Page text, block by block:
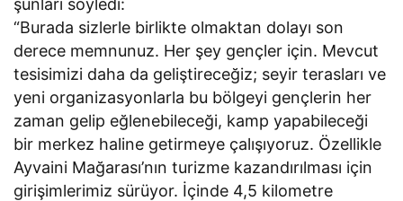
şunları söyledi:
“Burada sizlerle birlikte olmaktan dolayı son
derece memnunuz. Her şey gençler için. Mevcut
tesisimizi daha da geliştireceğiz; seyir terasları ve
yeni organizasyonlarla bu bölgeyi gençlerin her
zaman gelip eğlenebileceği, kamp yapabileceği
bir merkez haline getirmeye çalışıyoruz. Özellikle
Ayvaini Mağarası’nın turizme kazandırılması için
girişimlerimiz sürüyor. İçinde 4,5 kilometre